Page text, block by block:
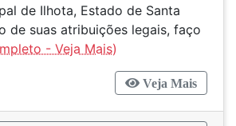
de Ilhota, Estado de Santa
de suas atribuições legais, faço
Veja Mais